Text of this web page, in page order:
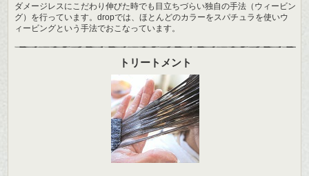
ダメージレスにこだわり伸びた時でも目立ちづらい独自の手法（ウィービン
グ）を行っています。dropでは、ほとんどのカラーをスパチュラを使いウ
ィービングという手法でおこなっています。
トリートメント